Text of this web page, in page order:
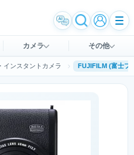
カメラ その他
インスタントカメラ